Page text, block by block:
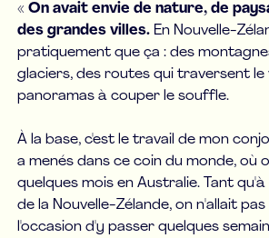
«On avait envie de nature, de
des grandes villes. En Nouvelle-
pratiquement que ça : des
glaciers, des routes qui traversent le
panoramas à couper le souffle.
À la base, c'est le travail de mon
a menés dans ce coin du monde, où
quelques mois en Australie. Tant
de la Nouvelle-Zélande, on n'allait
l'occasion d'y passer quelques